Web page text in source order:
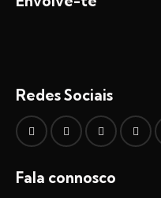
Redes Sociais
Fala connosco